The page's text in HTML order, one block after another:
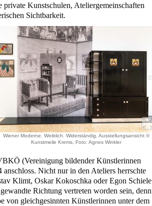
private Kunstschulen, Ateliergemeinschaften
Sichtbarkeit.
Wiener Moderne. Weiblich. Widerständig, Ausstellungsansicht ©
Kunstmeile Krems, Foto: Agnes Winkler
(Vereinigung bildender Künstlerinnen
Nicht nur in den Ateliers herrschte
Klimt, Oskar Kokoschka oder Egon Schiele
Richtung vertreten worden sein, denn
von gleichgesinnten Künstlerinnen unter dem